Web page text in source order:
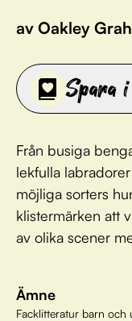
av Oakley
Spara
Från busiga
lekfulla
möjliga sorters
klistermärken att
av olika scener
Ämne
Facklitteratur barn och